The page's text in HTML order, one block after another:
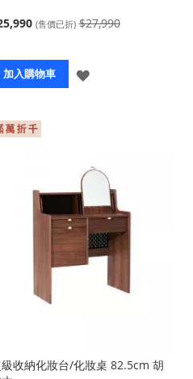
(售價已折) $27,990
加入購物車
登
收納化妝台/化妝桌 82.5cm 胡